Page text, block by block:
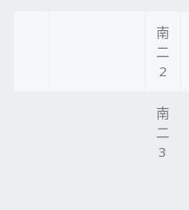
南
二
2
南
二
3